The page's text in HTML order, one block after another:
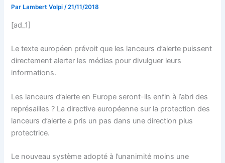
Par Lambert Volpi/21/11/2018
[ad_1]
Le texte européen prévoit que les lanceurs d’alerte puissent
directement alerter les médias pour divulguer leurs
informations.
Les lanceurs d’alerte en Europe seront-ils enfin à l’abri des
représailles ? La directive européenne sur la protection des
lanceurs d’alerte a pris un pas dans une direction plus
protectrice.
Le nouveau système adopté à l’unanimité moins une